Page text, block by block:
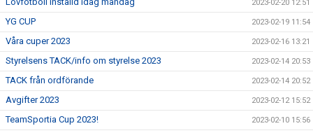
2023-02-20 12:51
YG CUP 2023-02-19 11:54
Våra cuper 2023 2023-02-16 13:21
Styrelsens TACK/info om styrelse 2023 2023-02-14 20:53
TACK från ordförande 2023-02-14 20:52
Avgifter 2023 2023-02-12 15:52
TeamSportia Cup 2023! 2023-02-10 15:56